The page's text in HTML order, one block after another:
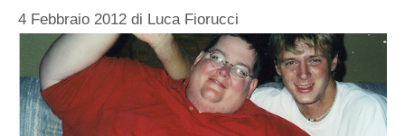
4 Febbraio 2012 di Luca Fiorucci